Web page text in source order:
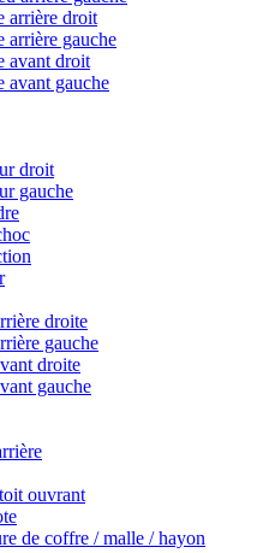
arrière droit
arrière gauche
avant droit
avant gauche
droit
gauche
droite
gauche
droite
gauche
ouvrant
de coffre / malle / hayon